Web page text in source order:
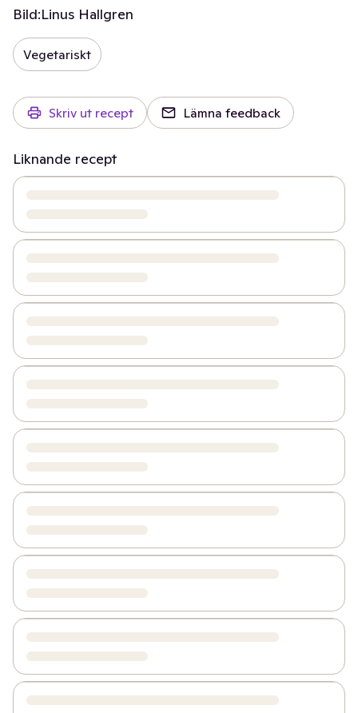
Bild:Linus Hallgren
Vegetariskt
Skriv ut recept Lämna feedback
Liknande recept